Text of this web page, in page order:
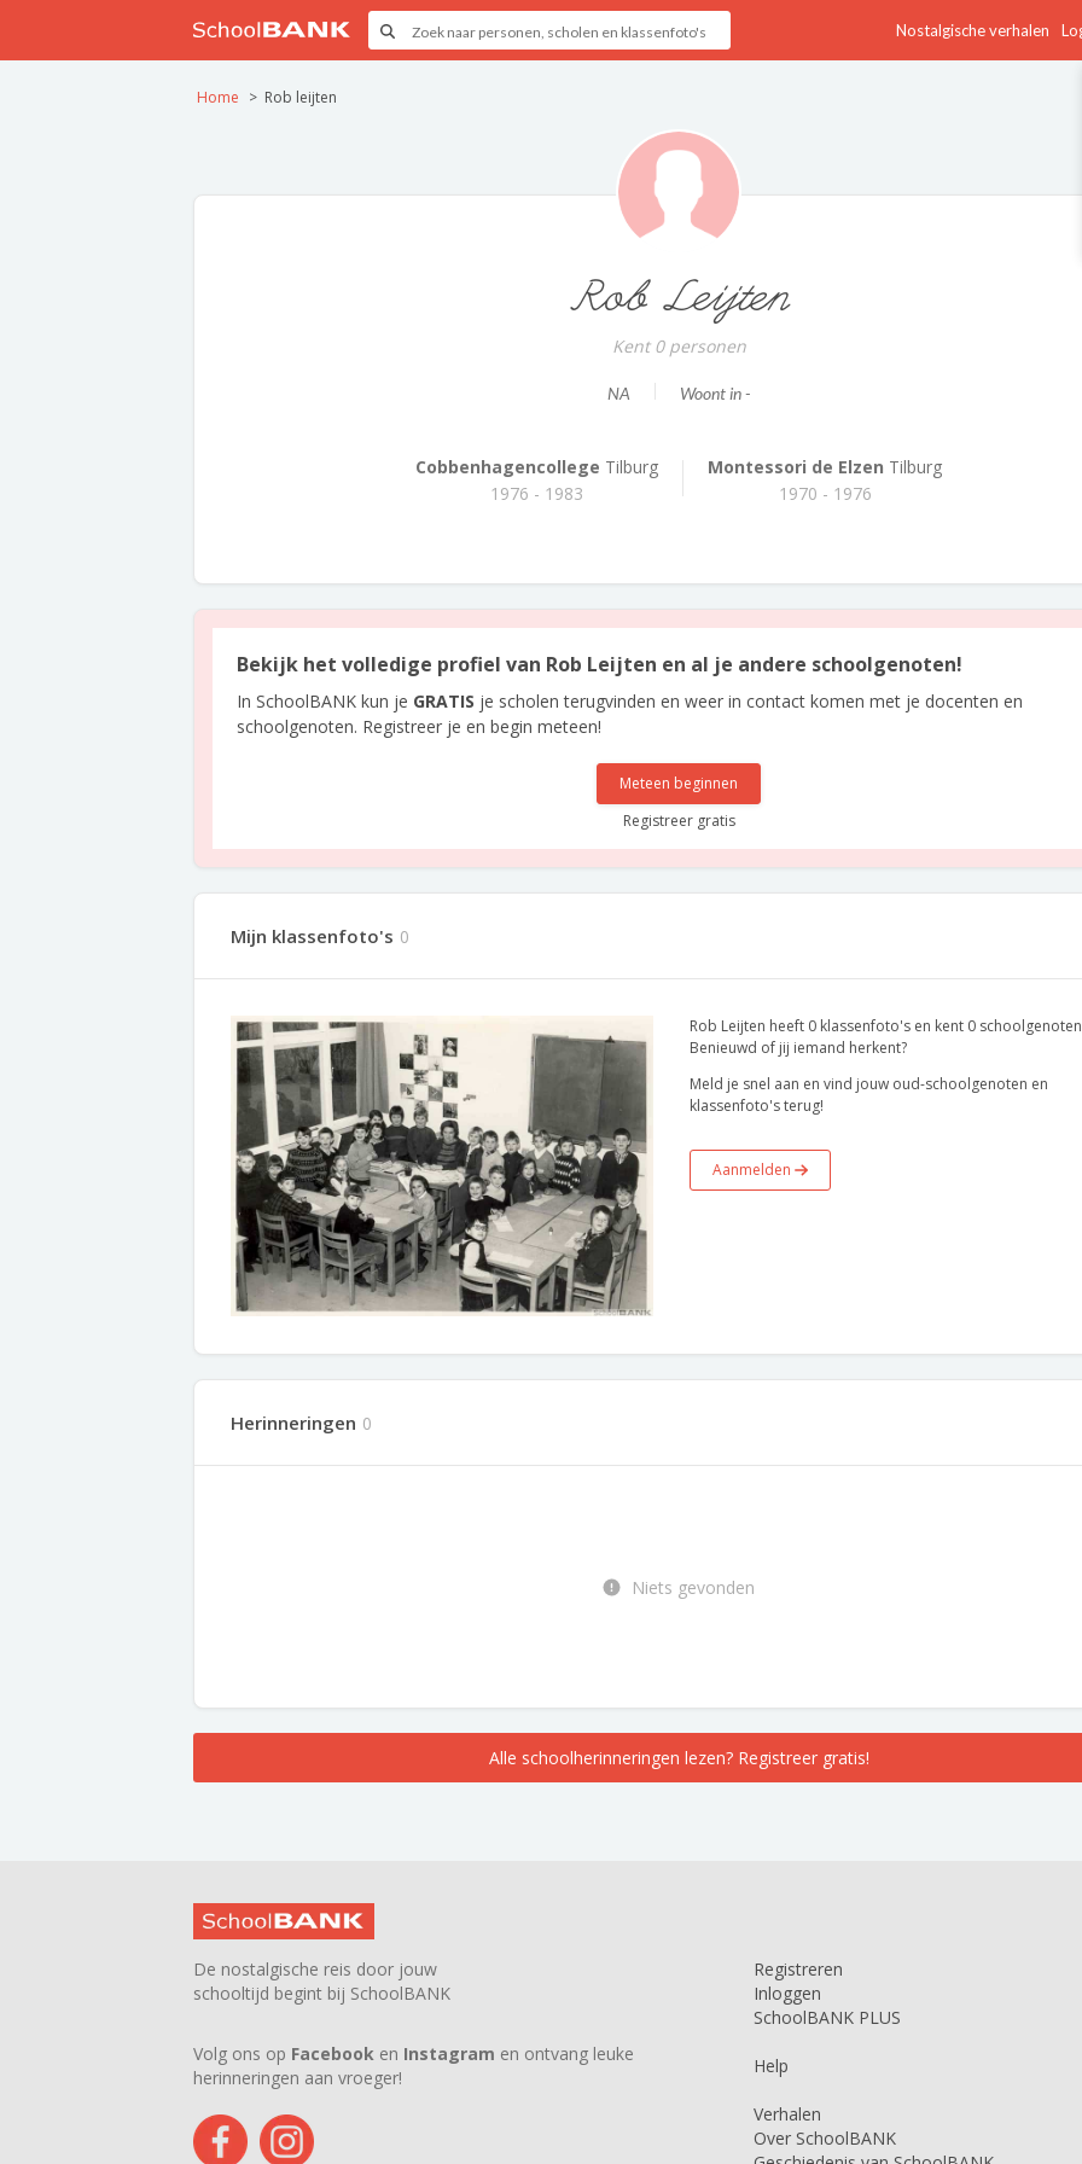
Nostalgische verhalen
Home Rob leijten
Rob Leijten
Kent 0 personen
NA Woont in -
Cobbenhagencollege Tilburg
1976 - 1983
Montessori de Elzen Tilburg
1970 - 1976
Bekijk het volledige profiel van Rob Leijten en al je andere schoolgenoten!
In SchoolBANK kun je GRATIS je scholen terugvinden en weer in contact komen met je docenten en
schoolgenoten. Registreer je en begin meteen!
Meteen beginnen
Registreer gratis
Mijn klassenfoto's 0
Rob Leijten heeft 0 klassenfoto's en kent 0
Benieuwd of jij iemand herkent?
Meld je snel aan en vind jouw oud-schoolgenoten en
klassenfoto's terug!
Aanmelden
Herinneringen 0
Niets gevonden
Alle schoolherinneringen lezen? Registreer gratis!
De nostalgische reis door jouw
schooltijd begint bij SchoolBANK
Volg ons op Facebook en Instagram en ontvang leuke
herinneringen aan vroeger!
Registreren
Inloggen
SchoolBANK PLUS
Help
Verhalen
Over SchoolBANK